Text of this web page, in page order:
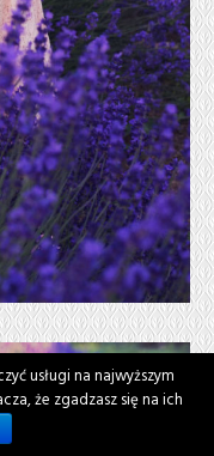
usługi na najwyższym
że zgadzasz się na ich